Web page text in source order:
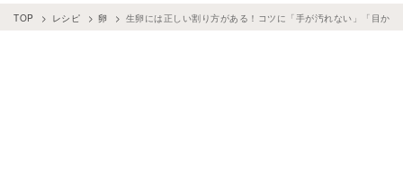
TOP レシピ 卵 生卵には正しい割り方がある！コツに「手が汚れない」「目から